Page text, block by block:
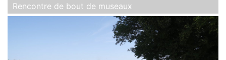
Rencontre de bout de museaux